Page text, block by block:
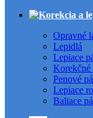
Opravné
Lepidlá
Lepiace
Penové
Lepiace
Baliace